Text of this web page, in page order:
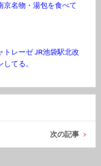
京名物・湯包を食べて
トレーゼ JR池袋駅北改
てる。
次の記事